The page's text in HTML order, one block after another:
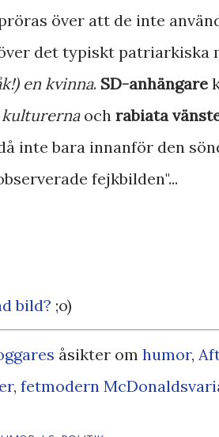
över att de inte
det typiskt patriarkiska
en kvinna. SD-anhängare
och rabiata
inte bara innanför den
fejkbilden"...
bild? ;o)
åsikter om humor,
, fetmodern